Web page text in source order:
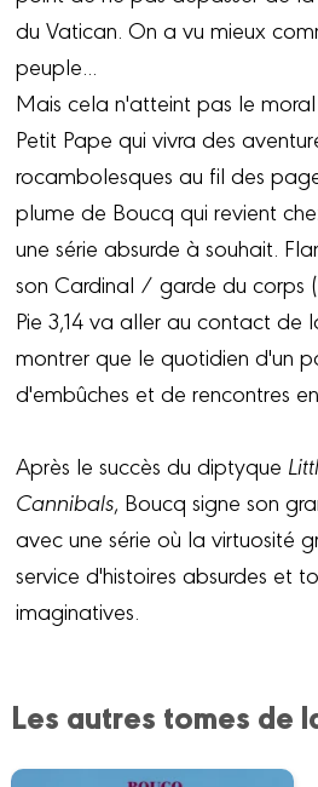
du Vatican. On a vu mieux
peuple...
Mais cela n'atteint pas le
Petit Pape qui vivra des
rocambolesques au fil des
plume de Boucq qui revient
une série absurde à souhait.
son Cardinal / garde du corps
Pie 3,14 va aller au contact de
montrer que le quotidien d'un
d'embûches et de rencontres
Après le succès du diptyque
Cannibals, Boucq signe son
avec une série où la virtuosité
service d'histoires absurdes et
imaginatives.
Les autres tomes de